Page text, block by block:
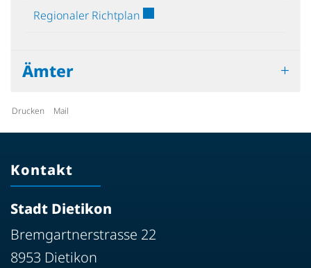
Regionaler Richtplan
Ämter
Drucken Mail
Kontakt
Stadt Dietikon
Bremgartnerstrasse 22
8953 Dietikon